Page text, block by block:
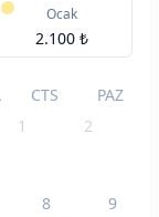
Ocak
2.100 ₺
CTS
PAZ
1
2
8 9